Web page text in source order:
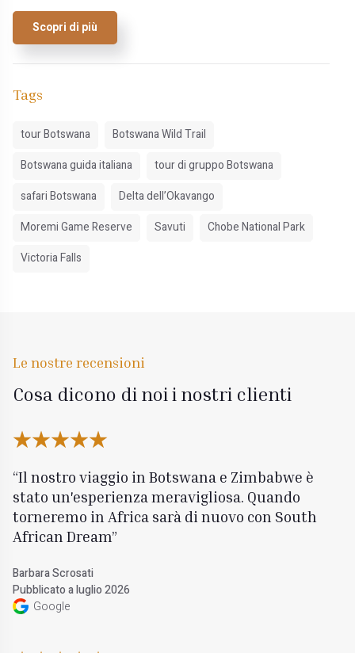
Scopri di più
Tags
tour Botswana
Botswana Wild Trail
Botswana guida italiana
tour di gruppo Botswana
safari Botswana
Delta dell’Okavango
Moremi Game Reserve
Savuti
Chobe National Park
Victoria Falls
Le nostre recensioni
Cosa dicono di noi i nostri clienti
Il nostro viaggio in Botswana e Zimbabwe è
stato un'esperienza meravigliosa. Quando
torneremo in Africa sarà di nuovo con South
African Dream
Barbara Scrosati
Pubblicato a luglio 2026
Google